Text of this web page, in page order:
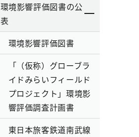
環境影響評価図書の公
表
環境影響評価図書
「（仮称）グローブラ
イドみらいフィールド
プロジェクト」環境影
響評価調査計画書
東日本旅客鉄道南武線